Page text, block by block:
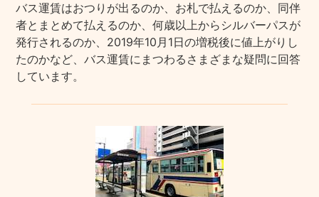
バス運賃はおつりが出るのか、お札で払えるのか、同伴
者とまとめて払えるのか、何歳以上からシルバーパスが
発行されるのか、2019年10月1日の増税後に値上がりし
たのかなど、バス運賃にまつわるさまざまな疑問に回答
しています。